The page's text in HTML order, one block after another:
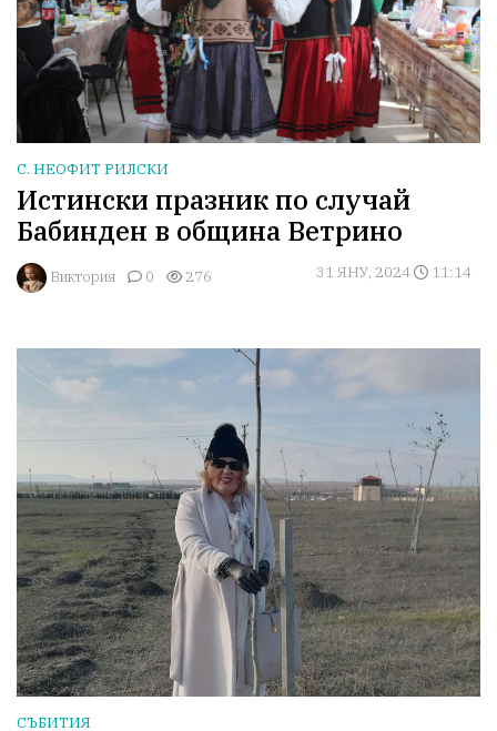
С. НЕОФИТ РИЛСКИ
Истински празник по случай
Бабинден в община Ветрино
Виктория 0 276 31 ЯНУ, 2024 11:14
СЪБИТИЯ